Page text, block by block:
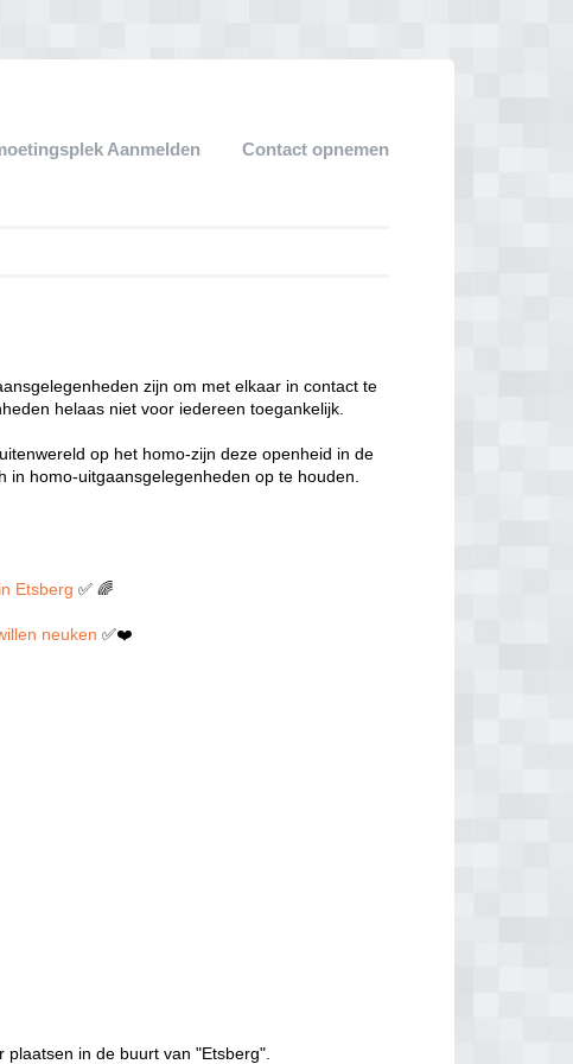
Aanmelden Contact opnemen
zijn om met elkaar in contact te
helaas niet voor iedereen toegankelijk.
op het homo-zijn deze openheid in de
homo-uitgaansgelegenheden op te houden.
Etsberg ✅ 🌈
neuken✅❤️
in de buurt van "Etsberg".